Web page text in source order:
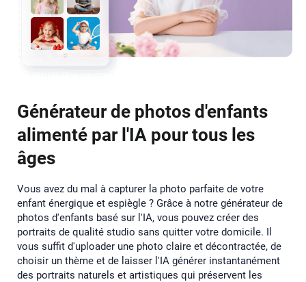
Générateur de photos d'enfants
alimenté par l'IA pour tous les
âges
Vous avez du mal à capturer la photo parfaite de votre
enfant énergique et espiègle ? Grâce à notre générateur de
photos d'enfants basé sur l'IA, vous pouvez créer des
portraits de qualité studio sans quitter votre domicile. Il
vous suffit d'uploader une photo claire et décontractée, de
choisir un thème et de laisser l'IA générer instantanément
des portraits naturels et artistiques qui préservent les